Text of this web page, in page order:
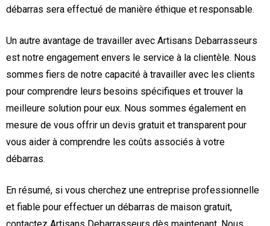
débarras sera effectué de manière éthique et responsable.
Un autre avantage de travailler avec Artisans Debarrasseurs
est notre engagement envers le service à la clientèle. Nous
sommes fiers de notre capacité à travailler avec les clients
pour comprendre leurs besoins spécifiques et trouver la
meilleure solution pour eux. Nous sommes également en
mesure de vous offrir un devis gratuit et transparent pour
vous aider à comprendre les coûts associés à votre
débarras.
En résumé, si vous cherchez une entreprise professionnelle
et fiable pour effectuer un débarras de maison gratuit,